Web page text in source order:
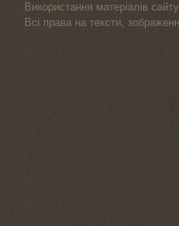
Використання матеріалів
Всі права на тексти,